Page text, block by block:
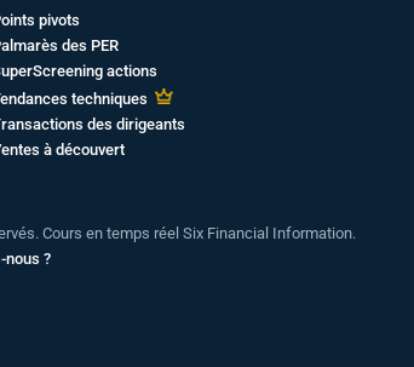
pivots
des PER
actions
techniques
des dirigeants
à découvert
Cours en temps réel Six Financial Information.
nous ?